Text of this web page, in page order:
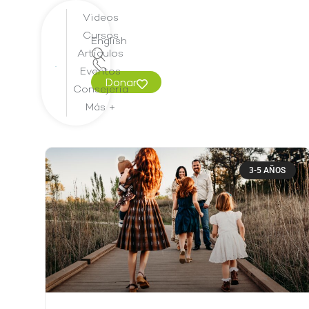
Videos
Cursos
Artículos
Eventos
Consejería
Más +
English
Donar
3-5 AÑOS